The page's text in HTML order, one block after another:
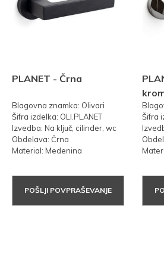
PLANET - Črna
Blagovna znamka: Olivari
Šifra izdelka: OLI.PLANET
Izvedba: Na ključ, cilinder, wc
Obdelava: Črna
Material: Medenina
POŠLJI POVPRAŠEVANJE
Šifra